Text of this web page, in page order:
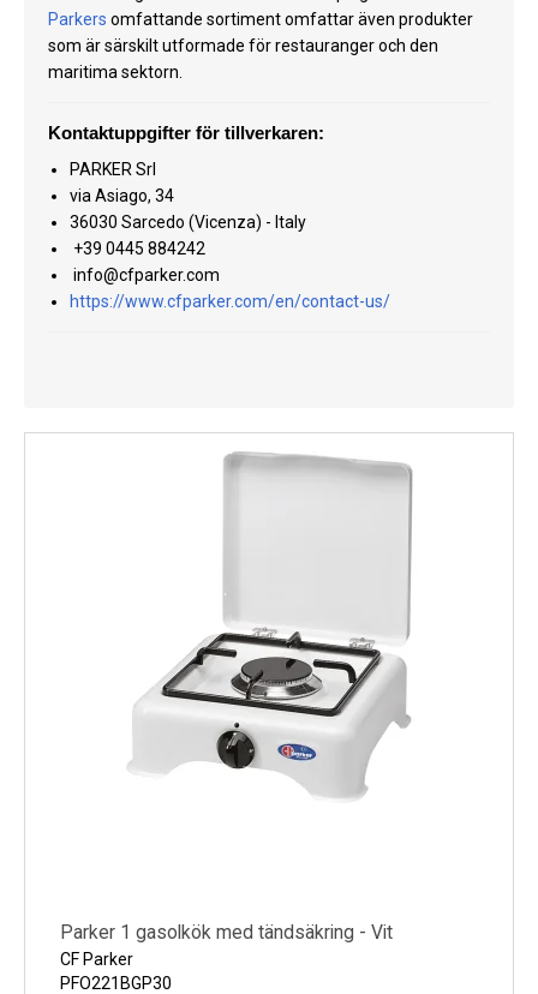
Gas
Elartiklar
Väderstationer
Erbjudanden
Parkers omfattande sortiment omfattar även produkter
som är särskilt utformade för restauranger och den
maritima sektorn.
Kontaktuppgifter för tillverkaren:
PARKER Srl
via Asiago, 34
36030 Sarcedo (Vicenza) - Italy
+39 0445 884242
info@cfparker.com
https://www.cfparker.com/en/contact-us/
Parker 1 gasolkök med tändsäkring - Vit
CF Parker
PFO221BGP30